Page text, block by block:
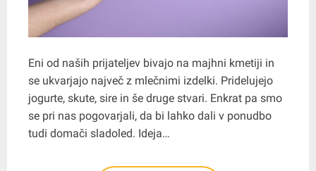
Eni od naših prijateljev bivajo na majhni kmetiji in
se ukvarjajo največ z mlečnimi izdelki. Pridelujejo
jogurte, skute, sire in še druge stvari. Enkrat pa smo
se pri nas pogovarjali, da bi lahko dali v ponudbo
tudi domači sladoled. Ideja…